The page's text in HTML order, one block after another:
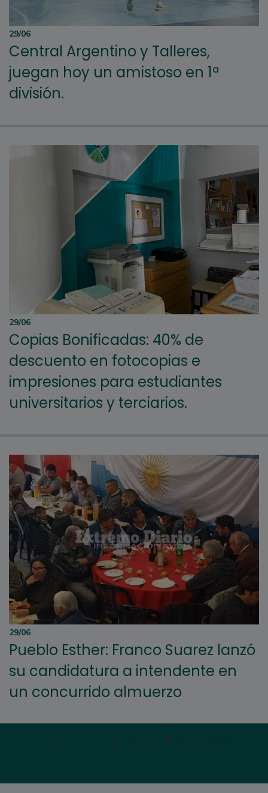
29/06
Central Argentino y Talleres,
juegan hoy un amistoso en 1ª
división.
29/06
Copias Bonificadas: 40% de
descuento en fotocopias e
impresiones para estudiantes
universitarios y terciarios.
29/06
Pueblo Esther: Franco Suarez lanzó
su candidatura a intendente en
un concurrido almuerzo
| | | | 4 | | |